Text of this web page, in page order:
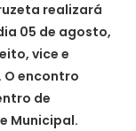
realizará
05 de agosto,
vice e
O encontro
de
Municipal.